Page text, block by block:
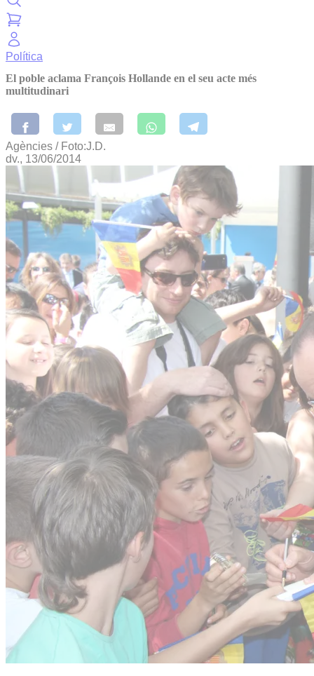
Política
El poble aclama François Hollande en el seu acte més
multitudinari
Agències / Foto:J.D.
dv., 13/06/2014